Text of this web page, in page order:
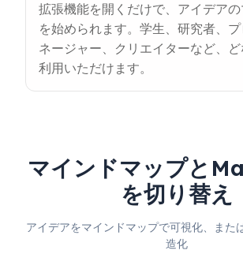
拡張機能を開くだけで、アイデア
を始められます。学生、研究者、
ネージャー、クリエイターなど、
利用いただけます。
マインドマップと
を切り替え
アイデアをマインドマップで可視化、ま
造化